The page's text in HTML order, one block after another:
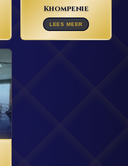
Khompenie
LEES MEER